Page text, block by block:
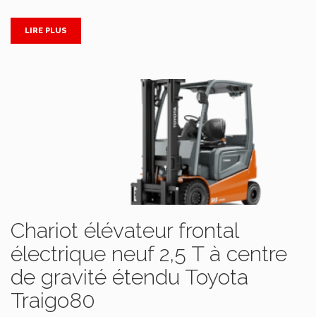
LIRE PLUS
Chariot élévateur frontal
électrique neuf 2,5 T à centre
de gravité étendu Toyota
Traigo80